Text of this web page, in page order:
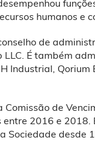
humanos e
de
LLC. É também
Industrial, Qorium
Comissão de
entre 2016 e
Sociedade desde